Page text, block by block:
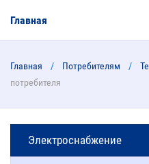
Главная
Главная Потребителям
потребителя
Электроснабжение